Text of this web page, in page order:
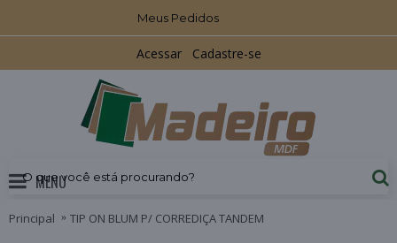
Meus Pedidos
Acessar Cadastre-se
MENU
Principal TIP ON BLUM P/ CORREDIÇA TANDEM